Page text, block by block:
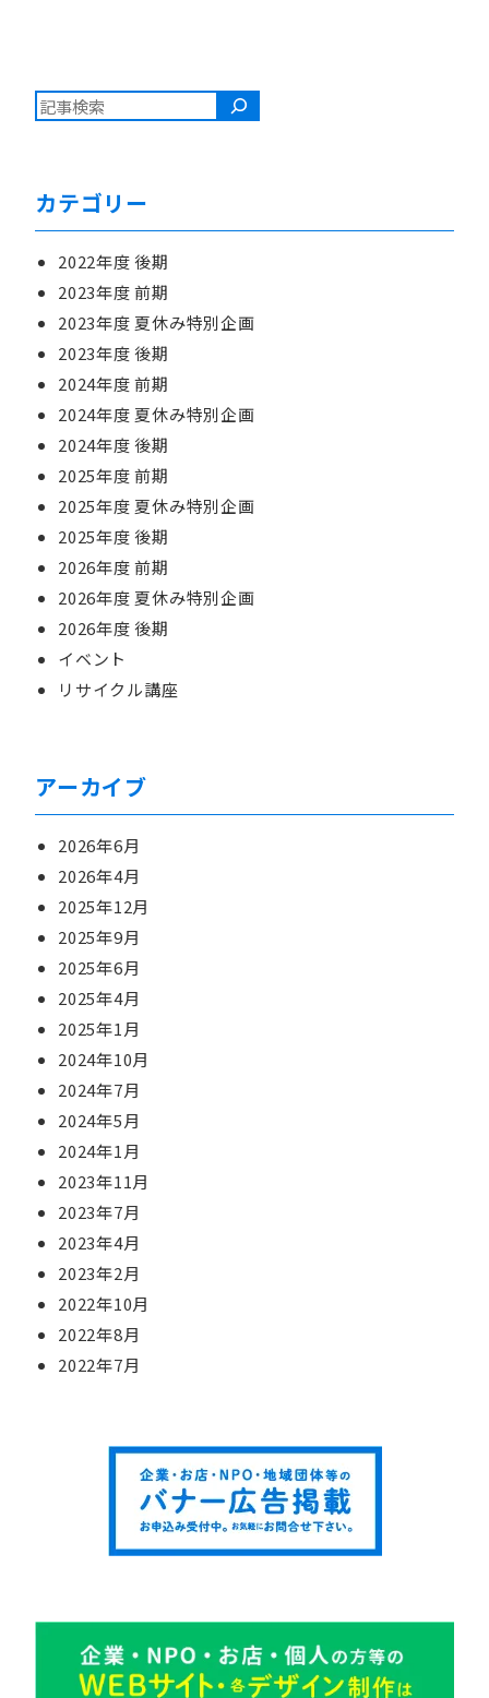
検索
カテゴリー
2022年度 後期
2023年度 前期
2023年度 夏休み特別企画
2023年度 後期
2024年度 前期
2024年度 夏休み特別企画
2024年度 後期
2025年度 前期
2025年度 夏休み特別企画
2025年度 後期
2026年度 前期
2026年度 夏休み特別企画
2026年度 後期
イベント
リサイクル講座
アーカイブ
2026年6月
2026年4月
2025年12月
2025年9月
2025年6月
2025年4月
2025年1月
2024年10月
2024年7月
2024年5月
2024年1月
2023年11月
2023年7月
2023年4月
2023年2月
2022年10月
2022年8月
2022年7月